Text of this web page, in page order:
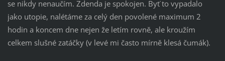
se nikdy nenaučím. Zdenda je spokojen. Byť to vypadalo
jako utopie, nalétáme za celý den povolené maximum 2
hodin a koncem dne nejen že letím rovně, ale kroužím
celkem slušné zatáčky (v levé mi často mírně klesá čumák).